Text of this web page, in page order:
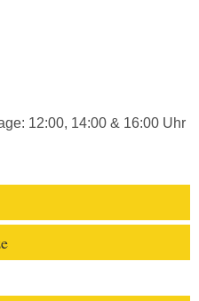
12:00, 14:00 & 16:00 Uhr